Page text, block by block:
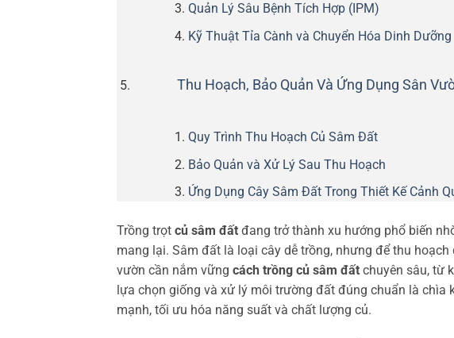
Quản Lý Sâu Bệnh Tích Hợp (IPM)
Kỹ Thuật Tỉa Cành và Chuyển Hóa Dinh Dưỡng
Thu Hoạch, Bảo Quản Và Ứng Dụng Sân
Quy Trình Thu Hoạch Củ Sâm Đất
Bảo Quản và Xử Lý Sau Thu Hoạch
Ứng Dụng Cây Sâm Đất Trong Thiết Kế Cảnh
Trồng trọt củ sâm đất đang trở thành xu hướng phổ biến
mang lại. Sâm đất là loại cây dễ trồng, nhưng để thu
vườn cần nắm vững cách trồng củ sâm đất chuyên sâu, từ
lựa chọn giống và xử lý môi trường đất đúng chuẩn là
mạnh, tối ưu hóa năng suất và chất lượng củ.